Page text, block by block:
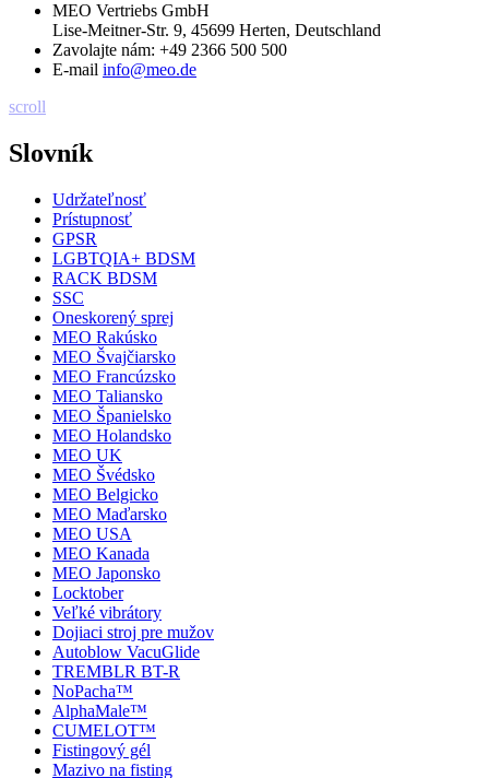
MEO Vertriebs GmbH
Lise-Meitner-Str. 9, 45699 Herten, Deutschland
Zavolajte nám: +49 2366 500 500
E-mail info@meo.de
scroll
Slovník
Udržateľnosť
Prístupnosť
GPSR
LGBTQIA+ BDSM
RACK BDSM
SSC
Oneskorený sprej
MEO Rakúsko
MEO Švajčiarsko
MEO Francúzsko
MEO Taliansko
MEO Španielsko
MEO Holandsko
MEO UK
MEO Švédsko
MEO Belgicko
MEO Maďarsko
MEO USA
MEO Kanada
MEO Japonsko
Locktober
Veľké vibrátory
Dojiaci stroj pre mužov
Autoblow VacuGlide
TREMBLR BT-R
NoPacha™
AlphaMale™
CUMELOT™
Fistingový gél
Mazivo na fisting